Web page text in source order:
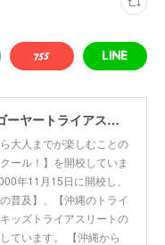
【公式】沖縄チームゴーヤートライアスロンスクール
大人までが楽しむことの
ール！】を開校していま
年11月15日に開校し、
普及】、【沖縄のトライ
ッズトライアスリートの
ています。 【沖縄から